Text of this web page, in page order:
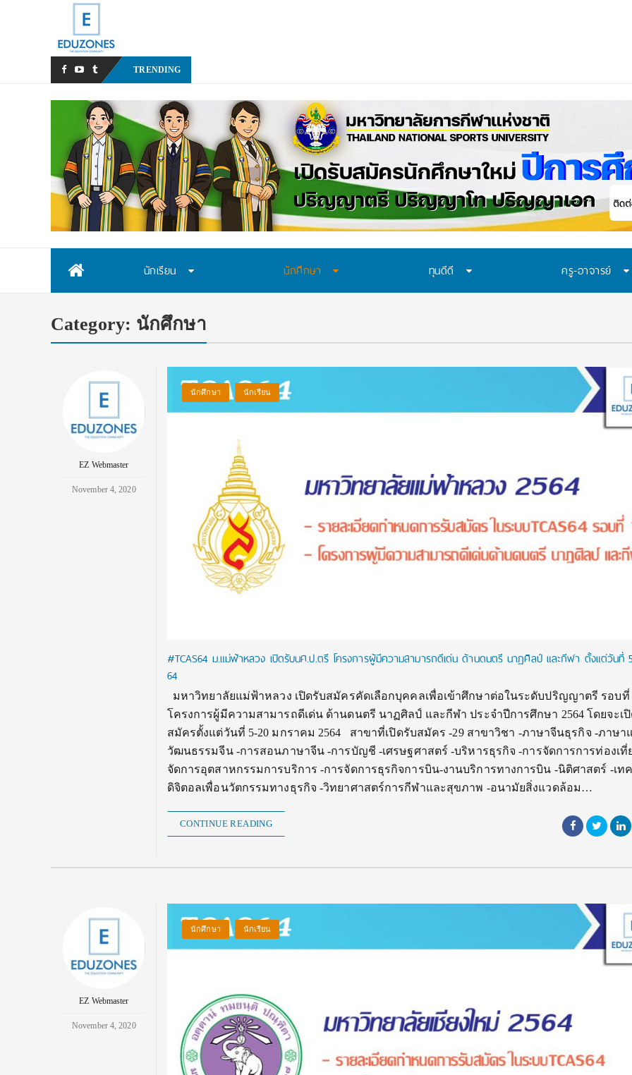
TRENDING
นักเรียน นักศึกษา ทุนดีดี ครู-อาจารย์
Category: นักศึกษา
EZ Webmaster
November 4, 2020
นักศึกษา นักเรียน
#TCAS64 ม.แม่ฟ้าหลวง เปิดรับนศ.ป.ตรี โครงการผู้มีความสามารถดีเด่น ด้านดนตรี นาฏศิลป์ และกีฬา ตั้งแต่วันที่
64
มหาวิทยาลัยแม่ฟ้าหลวง เปิดรับสมัครคัดเลือกบุคคลเพื่อเข้าศึกษาต่อในระดับปริญญาตรี รอบที่
โครงการผู้มีความสามารถดีเด่น ด้านดนตรี นาฏศิลป์ และกีฬา ประจำปีการศึกษา 2564 โดยจะเ
สมัครตั้งแต่วันที่ 5-20 มกราคม 2564 สาขาที่เปิดรับสมัคร -29 สาขาวิชา -ภาษาจีนธุรกิจ -ภาษา
วัฒนธรรมจีน -การสอนภาษาจีน -การบัญชี -เศรษฐศาสตร์ -บริหารธุรกิจ -การจัดการการท่องเที่
จัดการอุตสาหกรรมการบริการ -การจัดการธุรกิจการบิน-งานบริการทางการบิน -นิติศาสตร์ -เท
ดิจิตอลเพื่อนวัตกรรมทางธุรกิจ -วิทยาศาสตร์การกีฬาและสุขภาพ -อนามัยสิ่งแวดล้อม…
CONTINUE READING
EZ Webmaster
November 4, 2020
นักศึกษา นักเรียน